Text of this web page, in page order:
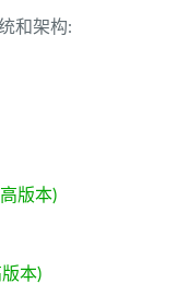
和架构:
版本)
本)